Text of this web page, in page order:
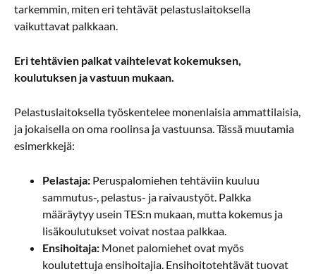
tarkemmin, miten eri tehtävät pelastuslaitoksella
vaikuttavat palkkaan.
Eri tehtävien palkat vaihtelevat kokemuksen,
koulutuksen ja vastuun mukaan.
Pelastuslaitoksella työskentelee monenlaisia ammattilaisia,
ja jokaisella on oma roolinsa ja vastuunsa. Tässä muutamia
esimerkkejä:
Pelastaja: Peruspalomiehen tehtäviin kuuluu
sammutus-, pelastus- ja raivaustyöt. Palkka
määräytyy usein TES:n mukaan, mutta kokemus ja
lisäkoulutukset voivat nostaa palkkaa.
Ensihoitaja: Monet palomiehet ovat myös
koulutettuja ensihoitajia. Ensihoitotehtävät tuovat